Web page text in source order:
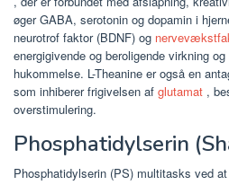
øger GABA, serotonin og dopamin i
neurotrof faktor (BDNF) og
energigivende og beroligende virkning
hukommelse. L-Theanine er også en
som inhiberer frigivelsen af glutamat ,
overstimulering.
Phosphatidylserin
Phosphatidylserin (PS) multitasks ved